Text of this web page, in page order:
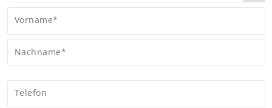
Vorname*
Nachname*
Telefon